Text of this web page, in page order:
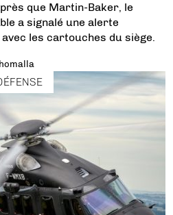
que Martin-Baker, le
a signalé une alerte
les cartouches du siège.